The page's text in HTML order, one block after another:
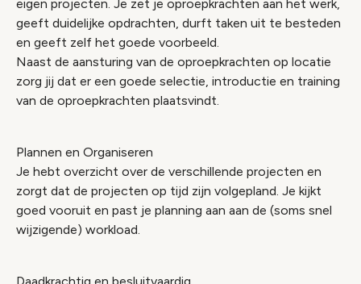
eigen projecten. Je zet je oproepkrachten aan het werk,
geeft duidelijke opdrachten, durft taken uit te besteden
en geeft zelf het goede voorbeeld.
Naast de aansturing van de oproepkrachten op locatie
zorg jij dat er een goede selectie, introductie en training
van de oproepkrachten plaatsvindt.
Plannen en Organiseren
Je hebt overzicht over de verschillende projecten en
zorgt dat de projecten op tijd zijn volgepland. Je kijkt
goed vooruit en past je planning aan aan de (soms snel
wijzigende) workload.